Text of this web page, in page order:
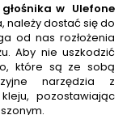
w Ulefone
należy dostać się do
od nas rozłożenia
Aby nie uszkodzić
które są ze sobą
narzędzia z
pozostawiając